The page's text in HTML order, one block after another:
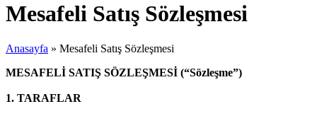
Mesafeli Satış Sözleşmesi
Anasayfa » Mesafeli Satış Sözleşmesi
MESAFELİ SATIŞ SÖZLEŞMESİ (“Sözleşme”)
1. TARAFLAR